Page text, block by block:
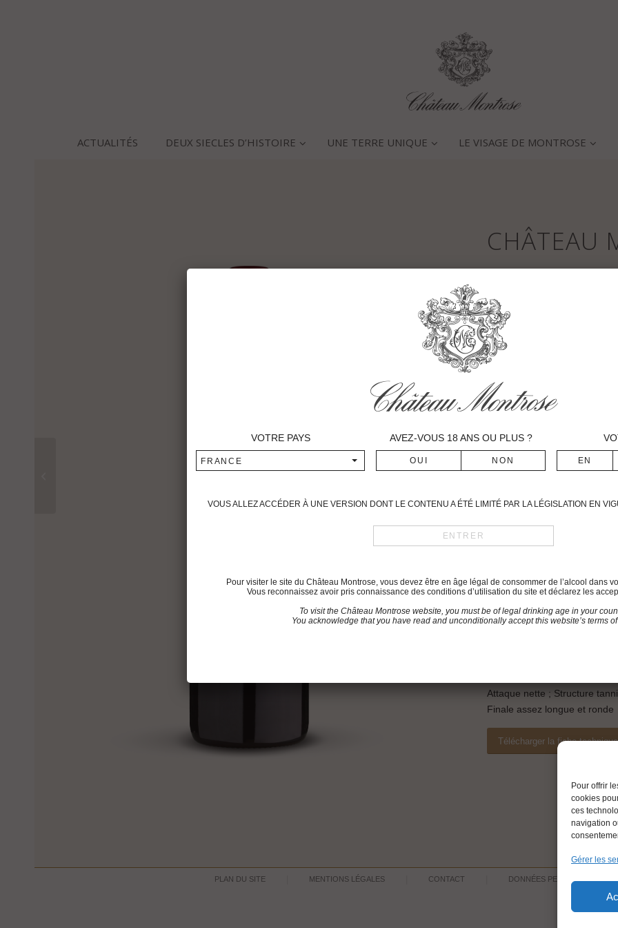
Pour offrir
cookies
ces
navigation
Gérer les
ACTUALITÉS DEUX SIECLES D’HISTOIRE UNE TERRE UNIQUE LE VISAGE DE MONTROSE
CHÂTEAU
Cette année viticole a
températures normales
Juin, au moment de la
temps froid et pluvieux a
sur les merlots et les
récolte a été presque
dans le Sud-ouest, mais
instables, le soleil alternant
soleil est revenu sans
Pendant les trois premiers
vous, auquel lui
quelques nuages certains
les températures ont été
26 Septembre -12 Octobre
Informations non disponibles
Commentaires de
Nez complexe : cacao, cuir,
Attaque nette ; Structure
Finale assez longue et ronde
Télécharger la fiche technique
PLAN DU SITE MENTIONS LÉGALES CONTACT DONNÉES PERSONNELLES
VOTRE PAYS
FRANCE
AVEZ-VOUS 18 ANS OU PLUS ?
VOUS ALLEZ ACCÉDER À UNE VERSION DONT LE CONTENU A ÉTÉ LIMITÉ PAR LA LÉGISLATION EN
Pour visiter le site du Château Montrose, vous devez être en âge légal de consommer de l’alcool dans
Vous reconnaissez avoir pris connaissance des conditions d’utilisation du site et déclarez les
To visit the Château Montrose website, you must be of legal drinking age in your
You acknowledge that you have read and unconditionally accept this website’s terms